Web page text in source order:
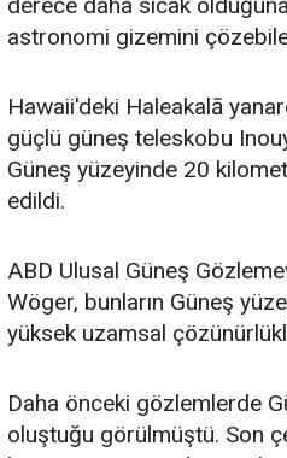
astronomi gizemini
Hawaii'deki Haleakalā
güçlü güneş teleskobu
Güneş yüzeyinde 20
edildi.
ABD Ulusal Güneş
Wöger, bunların Güneş
yüksek uzamsal
Daha önceki gözlemlerde
oluştuğu görülmüştü. Son